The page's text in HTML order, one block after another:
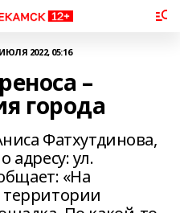
2022, 05:16
–
города
Фатхутдинова,
адресу: ул.
«На